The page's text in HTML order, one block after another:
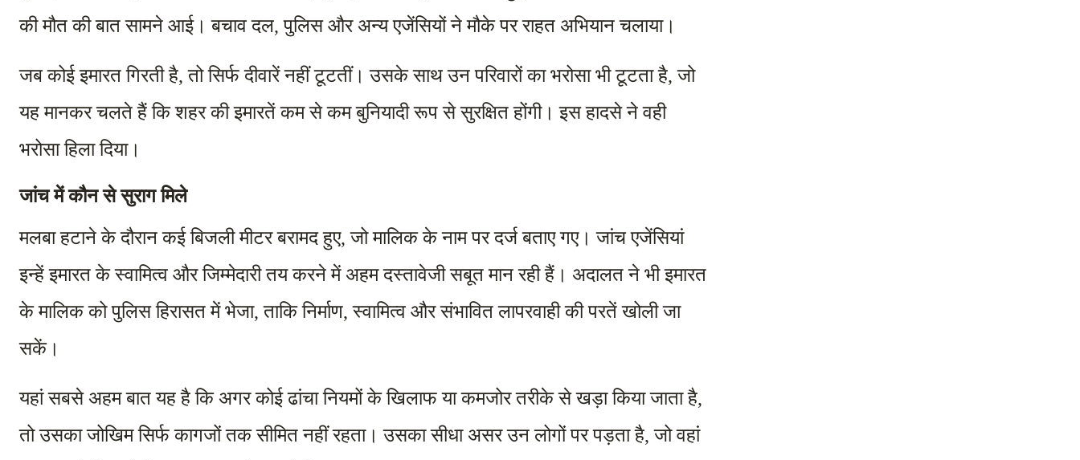
की मौत की बात सामने आई। बचाव दल, पुलिस और अन्य एजेंसियों ने मौके पर राहत अभियान चलाया।
जब कोई इमारत गिरती है, तो सिर्फ दीवारें नहीं टूटतीं। उसके साथ उन परिवारों का भरोसा भी टूटता है, जो
यह मानकर चलते हैं कि शहर की इमारतें कम से कम बुनियादी रूप से सुरक्षित होंगी। इस हादसे ने वही
भरोसा हिला दिया।
जांच में कौन से सुराग मिले
मलबा हटाने के दौरान कई बिजली मीटर बरामद हुए, जो मालिक के नाम पर दर्ज बताए गए। जांच एजेंसियां
इन्हें इमारत के स्वामित्व और जिम्मेदारी तय करने में अहम दस्तावेजी सबूत मान रही हैं। अदालत ने भी इमारत
के मालिक को पुलिस हिरासत में भेजा, ताकि निर्माण, स्वामित्व और संभावित लापरवाही की परतें खोली जा
सकें।
यहां सबसे अहम बात यह है कि अगर कोई ढांचा नियमों के खिलाफ या कमजोर तरीके से खड़ा किया जाता है,
तो उसका जोखिम सिर्फ कागजों तक सीमित नहीं रहता। उसका सीधा असर उन लोगों पर पड़ता है, जो वहां